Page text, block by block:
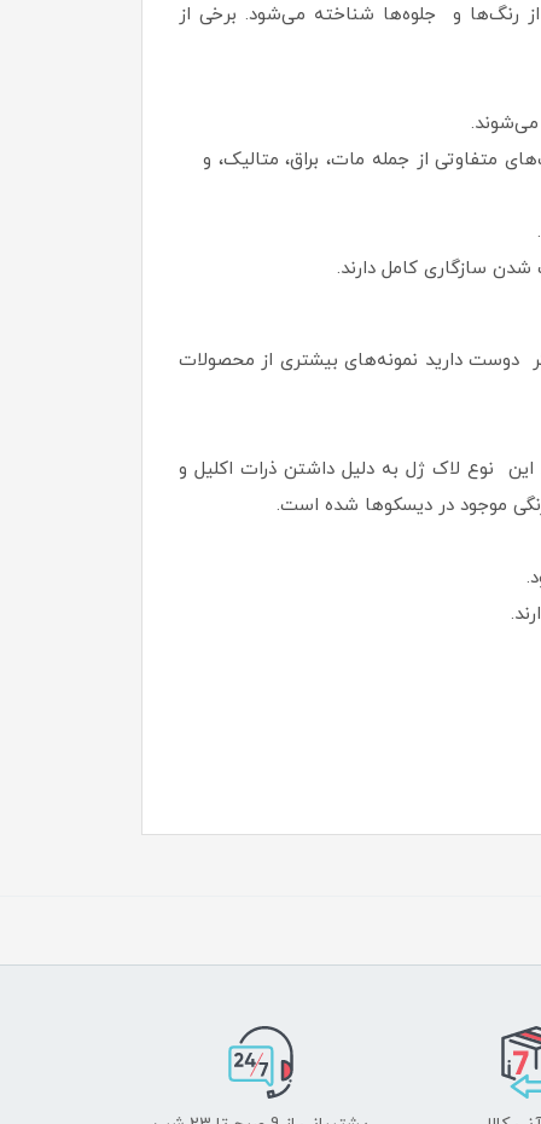
رنگ‌ها و جلوه‌ها شناخته می‌شود. برخی از
می‌شوند.
متفاوتی از جمله مات، براق، متالیک، و
دوست دارید نمونه‌های بیشتری از محصولات
نوع لاک ژل به دلیل داشتن ذرات اکلیل و
رنگی موجود در دیسکوها شده است.